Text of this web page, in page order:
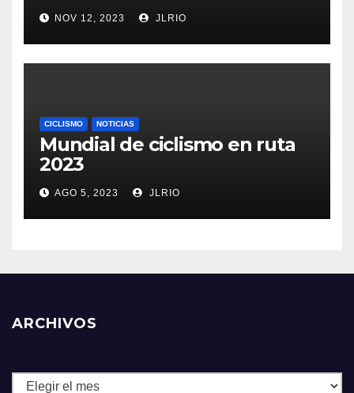
NOV 12, 2023 JLRIO
CICLISMO NOTICIAS
Mundial de ciclismo en ruta
2023
AGO 5, 2023 JLRIO
ARCHIVOS
Archivos